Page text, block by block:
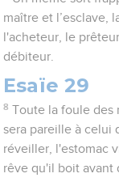
maître et l’esclave,
l'acheteur, le
débiteur.
Esaïe 29
8 Toute la foule des
sera pareille à celui
réveiller, l'estomac
rêve qu'il boit avant